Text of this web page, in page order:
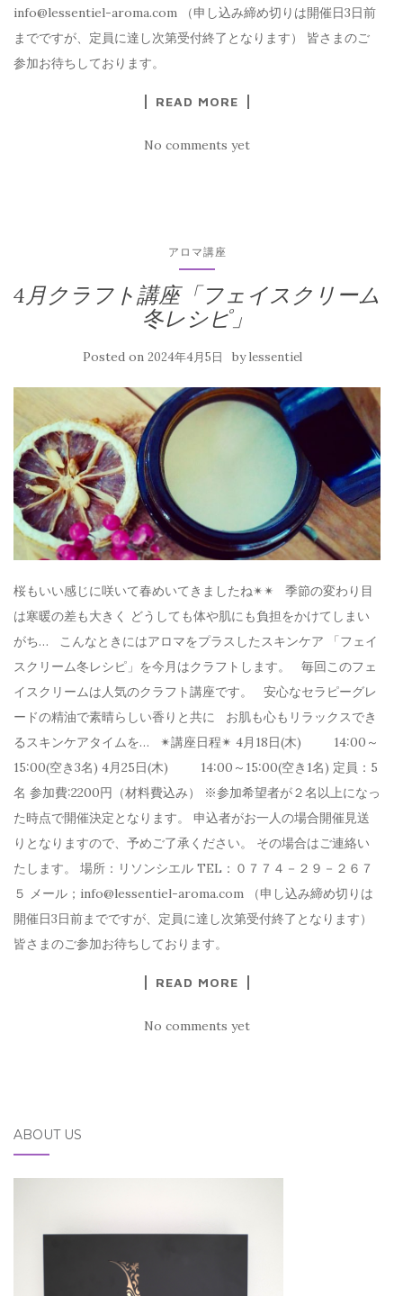
info@lessentiel-aroma.com （申し込み締め切りは開催日3日前
までですが、定員に達し次第受付終了となります） 皆さまのご
参加お待ちしております。
READ MORE
No comments yet
アロマ講座
4月クラフト講座「フェイスクリーム
冬レシピ」
Posted on 2024年4月5日 bylessentiel
桜もいい感じに咲いて春めいてきましたね✴︎✴︎ 季節の変わり目
は寒暖の差も大きく どうしても体や肌にも負担をかけてしまい
がち… こんなときにはアロマをプラスしたスキンケア 「フェイ
スクリーム冬レシピ」を今月はクラフトします。 毎回このフェ
イスクリームは人気のクラフト講座です。 安心なセラピーグレ
ードの精油で素晴らしい香りと共に お肌も心もリラックスでき
るスキンケアタイムを… ✴︎講座日程✴︎ 4月18日(木) 14:00～
15:00(空き3名) 4月25日(木) 14:00～15:00(空き1名) 定員：5
名 参加費:2200円（材料費込み） ※参加希望者が２名以上になっ
た時点で開催決定となります。 申込者がお一人の場合開催見送
りとなりますので、予めご了承ください。 その場合はご連絡い
たします。 場所：リソンシエル TEL：０７７４－２９－２６７
５ メール；info@lessentiel-aroma.com （申し込み締め切りは
開催日3日前までですが、定員に達し次第受付終了となります）
皆さまのご参加お待ちしております。
READ MORE
No comments yet
ABOUT US